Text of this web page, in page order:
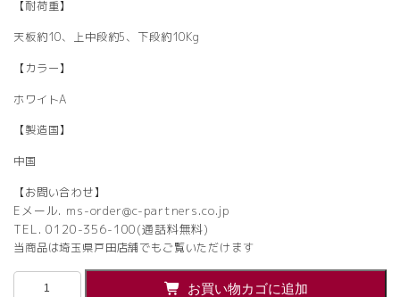
【耐荷重】
天板約10、上中段約5、下段約10Kg
【カラー】
ホワイトA
【製造国】
中国
【お問い合わせ】
Eメール. ms-order@c-partners.co.jp
TEL. 0120-356-100(通話料無料)
当商品は埼玉県戸田店舗でもご覧いただけます
【法
お買い物カゴに追加